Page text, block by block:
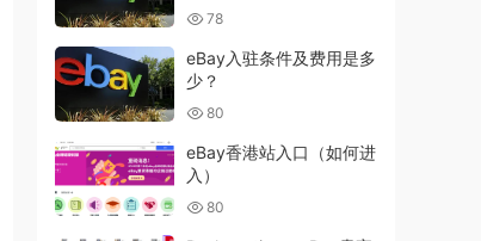
78
eBay入驻条件及费用是多
少？
80
eBay香港站入口（如何进
入）
80